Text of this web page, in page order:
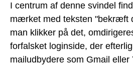
I centrum af denne svindel
mærket med teksten "bekræft
man klikker på det,
forfalsket loginside, der
mailudbydere som Gmail eller